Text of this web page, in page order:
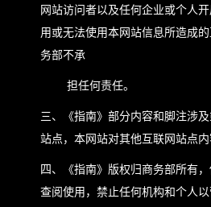
网站访问者以及任何企业或个人
用或无法使用本网站信息所造成
务部不承
担任何责任。
三、《指南》部分内容和脚注涉
站点，本网站对其他互联网站点内
四、《指南》版权归商务部所有
查阅使用，禁止任何机构和个人